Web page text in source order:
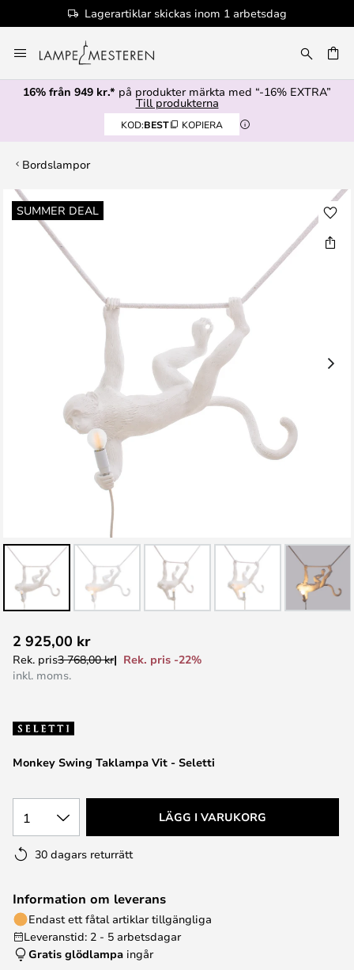
Lagerartiklar skickas inom 1 arbetsdag
till
innehållet
16% från 949 kr.* på produkter märkta med “-16% EXTRA”
Till produkterna
KOD:BEST KOPIERA
Bordslampor
SUMMER DEAL
Hoppa
till
till
början
Monkey Swing Taklampa Vit - Seletti
2 925,00 kr
Rek. pris3 768,00 kr
Rek. pris -22%
inkl. moms.
1 LÄGG I VARUKORG
30 dagars returrätt
Information om leverans
Endast ett fåtal artiklar tillgängliga
Leveranstid: 2 - 5 arbetsdagar
Gratis glödlampa ingår